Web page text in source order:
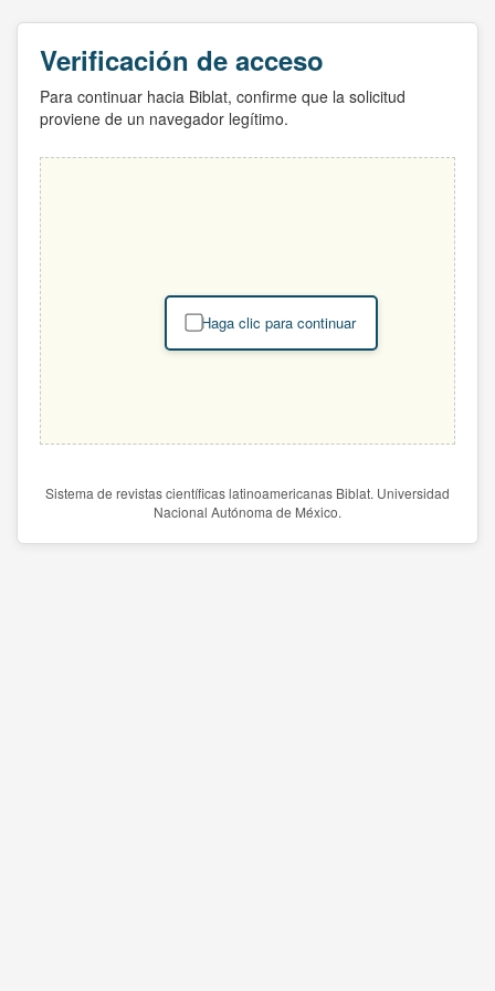
Verificación de acceso
Para continuar hacia Biblat, confirme que la solicitud
proviene de un navegador legítimo.
Haga clic para continuar
Sistema de revistas científicas latinoamericanas Biblat. Universidad
Nacional Autónoma de México.